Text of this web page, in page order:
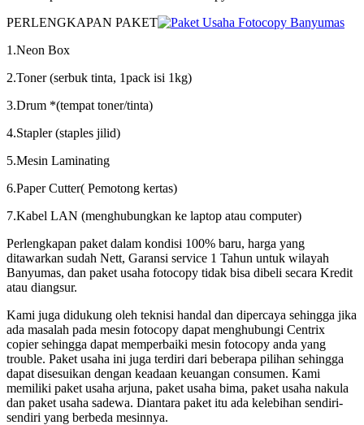
PERLENGKAPAN PAKET
1.Neon Box
2.Toner (serbuk tinta, 1pack isi 1kg)
3.Drum *(tempat toner/tinta)
4.Stapler (staples jilid)
5.Mesin Laminating
6.Paper Cutter( Pemotong kertas)
7.Kabel LAN (menghubungkan ke laptop atau computer)
Perlengkapan paket dalam kondisi 100% baru, harga yang
ditawarkan sudah Nett, Garansi service 1 Tahun untuk wilayah
Banyumas, dan paket usaha fotocopy tidak bisa dibeli secara Kredit
atau diangsur.
Kami juga didukung oleh teknisi handal dan dipercaya sehingga jika
ada masalah pada mesin fotocopy dapat menghubungi Centrix
copier sehingga dapat memperbaiki mesin fotocopy anda yang
trouble. Paket usaha ini juga terdiri dari beberapa pilihan sehingga
dapat disesuikan dengan keadaan keuangan consumen. Kami
memiliki paket usaha arjuna, paket usaha bima, paket usaha nakula
dan paket usaha sadewa. Diantara paket itu ada kelebihan sendiri-
sendiri yang berbeda mesinnya.